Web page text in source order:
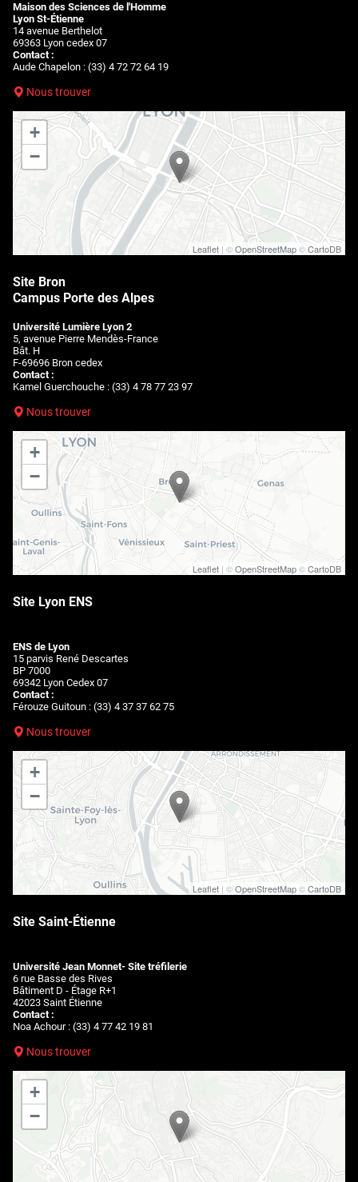
Maison des Sciences de l'Homme
Lyon St-Étienne
14 avenue Berthelot
69363 Lyon cedex 07
Contact :
Aude Chapelon : (33) 4 72 72 64 19
Nous trouver
+
−
Leaflet | ©OpenStreetMap©CartoDB
Site Bron
Campus Porte des Alpes
Université Lumière Lyon 2
5, avenue Pierre Mendès-France
Bât. H
F-69696 Bron cedex
Contact :
Kamel Guerchouche : (33) 4 78 77 23 97
Nous trouver
+
−
Leaflet | ©OpenStreetMap©CartoDB
Site Lyon ENS
ENS de Lyon
15 parvis René Descartes
BP 7000
69342 Lyon Cedex 07
Contact :
Férouze Guitoun : (33) 4 37 37 62 75
Nous trouver
+
−
Leaflet | ©OpenStreetMap©CartoDB
Site Saint-Étienne
Université Jean Monnet- Site tréfilerie
6 rue Basse des Rives
Bâtiment D - Étage R+1
42023 Saint Étienne
Contact :
Noa Achour : (33) 4 77 42 19 81
Nous trouver
+
−